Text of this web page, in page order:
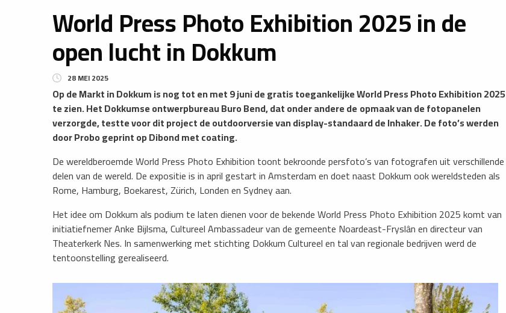
World Press Photo Exhibition 2025 in de
open lucht in Dokkum
28 MEI 2025
Op de Markt in Dokkum is nog tot en met 9 juni de gratis toegankelijke World Press Photo Exhibition 2025
te zien. Het Dokkumse ontwerpbureau Buro Bend, dat onder andere deopmaak van de fotopanelen
verzorgde, testte voor dit project de outdoorversie van display-standaard de Inhaker. De foto’s werden
door Probo geprint op Dibond met coating.
De wereldberoemde World Press Photo Exhibition toont bekroonde persfoto’s van fotografen uit verschillende
delen van de wereld. De expositie is in april gestart in Amsterdam en doet naast Dokkum ook wereldsteden als
Rome, Hamburg, Boekarest, Zürich, Londen en Sydney aan.
Het idee om Dokkum als podium te laten dienen voor de bekende World Press Photo Exhibition 2025 komt van
initiatiefnemer Anke Bijlsma, Cultureel Ambassadeur van de gemeente Noardeast-Fryslân en directeur van
Theaterkerk Nes. In samenwerking met stichting Dokkum Cultureel en tal van regionale bedrijven werd de
tentoonstelling gerealiseerd.